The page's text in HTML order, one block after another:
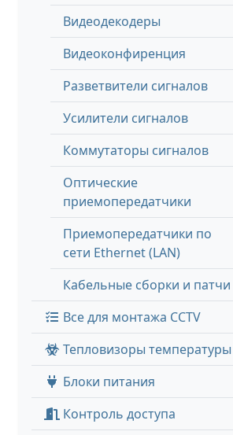
Видеодекодеры
Видеоконфиренция
Разветвители сигналов
Усилители сигналов
Коммутаторы сигналов
Оптические
приемопередатчики
Приемопередатчики по
сети Ethernet (LAN)
Кабельные сборки и патчи
Все для монтажа CCTV
Тепловизоры температуры
Блоки питания
Контроль доступа